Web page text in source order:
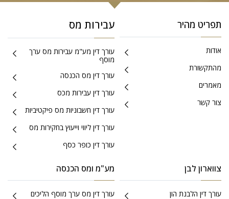
תפריט מהיר
אודות
מהתקשורת
מאמרים
צור קשר
עבירות מס
עורך דין מע"מ עבירות מס ערך
מוסף
עורך דין מס הכנסה
עורך דין עבירות מכס
עורך דין חשבוניות מס פיקטיביות
עורך דין ליווי וייעוץ בחקירות מס
עורך דין כופר כסף
צווארון לבן
עורך דין הלבנת הון
מע"מ ומס הכנסה
עורך דין מס ערך מוסף הליכים